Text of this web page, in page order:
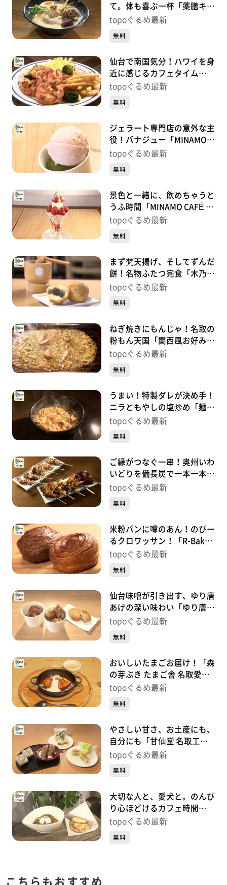
て。体も喜ぶ一杯「薬膳キッ
チン喜楽」（大和町吉岡上柴
topoぐるめ最新
無料
仙台で南国気分！ハワイを身
近に感じるカフェタイム
「ʻOno Space」（若林区東
め】
topoぐるめ最新
無料
ジェラート専門店の意外な主
役！バナジュー「MINAMO
GELATO」（名取市閖上中
topoぐるめ最新
無料
景色と一緒に、飲めちゃうと
うふ時間「MINAMO CAFÉ by
yuriage」（名取市閖上中
topoぐるめ最新
無料
まず梵天揚げ、そしてずんだ
餅！名物ふたつ完食「木乃
幡･別品館」（名取市閖上中
topoぐるめ最新
無料
ねぎ焼きにもんじゃ！名取の
粉もん天国「関西風お好み焼
き 田よし」（名取市大手
topoぐるめ最新
無料
うまい！特製ダレが決め手！
ニラともやしの塩炒め「麺酒
場 髙ちゃん」（岩沼市館
topoぐるめ最新
無料
ご縁がつなぐ一串！奥州いわ
いどりを備長炭で一本一本丁
寧に「鳥縁」（太白区袋原）
topoぐるめ最新
無料
米粉パンに噂のあん！のびー
るクロワッサン！「R-Baker
名取店」（名取市手倉田諏
topoぐるめ最新
無料
仙台味噌が引き出す、ゆり唐
あげの深い味わい「ゆり唐あ
げ Tobiume」（名取市閖
topoぐるめ最新
無料
おいしいたまごお届け！「森
の芽ぶき たまご舎 名取愛島
本店」（名取市愛島笠島上
topoぐるめ最新
無料
やさしい甘さ、お土産にも、
自分にも「甘仙堂 名取工場
直営店」（名取市下余田鹿
topoぐるめ最新
無料
大切な人と、愛犬と。のんび
り心ほどけるカフェ時間
「DAYS CAFÉ」（泉区南光
topoぐるめ最新
無料
こちらもおすすめ